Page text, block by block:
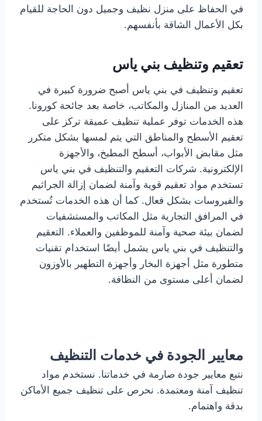
في الحفاظ على منزل نظيف وجميل دون الحاجة للقيام
بكل الأعمال الشاقة بأنفسهم.
تعقيم وتنظيف بني ياس
تعقيم وتنظيف في بني ياس أصبح ضرورة كبيرة في
العديد من المنازل والمكاتب، خاصة بعد جائحة كورونا.
هذه الخدمات توفر عملية تنظيف عميقة تركز على
تعقيم الأسطح والمناطق التي يتم لمسها بشكل متكرر
مثل مقابض الأبواب، أسطح المطبخ، والأجهزة
الإلكترونية. شركات التعقيم والتنظيف في بني ياس
تستخدم مواد تعقيم قوية وآمنة لضمان إزالة الجراثيم
والفيروسات بشكل فعال. كما أن هذه الخدمات تُستخدم
في المرافق التجارية مثل المكاتب والمستشفيات
لضمان بيئة صحية وآمنة للموظفين والعملاء. التعقيم
والتنظيف في بني ياس يشمل أيضًا استخدام تقنيات
متطورة مثل أجهزة البخار وأجهزة التطهير بالأوزون
لضمان أعلى مستوى من النظافة.
معايير الجودة في خدمات التنظيف
نتبع معايير جودة صارمة في خدماتنا. نستخدم مواد
تنظيف آمنة ومعتمدة. نحرص على تنظيف جميع الأماكن
بدقة واهتمام.